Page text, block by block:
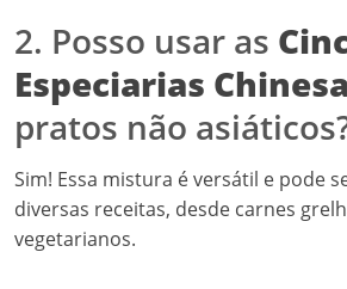
Cinco Especiarias
para a maioria das pessoas. No
alergias ou condições específicas
consultar um médico antes de
ingredientes na dieta.
4. Como armazenar
Especiarias Chinesas